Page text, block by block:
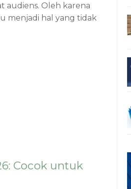
audiens. Oleh karena
menjadi hal yang tidak
Cocok untuk